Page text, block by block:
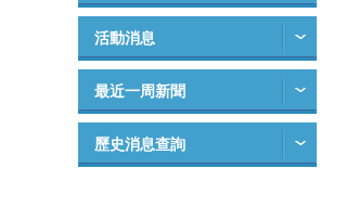
活動消息
最近一周新聞
歷史消息查詢